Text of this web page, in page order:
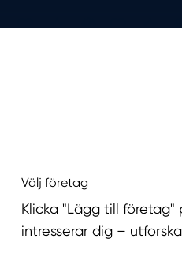
Välj företag
Klicka "Lägg till
intresserar dig – utforska